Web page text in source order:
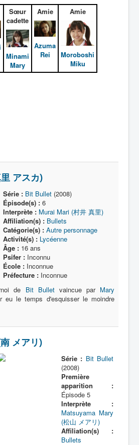
Sœur
cadette
Minami
Mary
Amie
Azuma
Rei
Amie
Moroboshi
Miku
アスカ)
Série : Bit Bullet(2008)
Épisode(s) :6
Interprète : Murai Mari (村井 真里)
Affiliation(s) : Bullets
Catégorie(s) : Autre personnage
Activité(s) : Lycéenne
Âge :16 ans
Psifer :Inconnu
École :Inconnue
Préfecture :Inconnue
de Bit Bulletvaincue par Mary
eu le temps d'esquisser le moindre
メアリ)
Série : Bit Bullet
(2008)
Première
apparition :
Épisode 5
Interprète :
Matsuyama Mary
(松山 メアリ)
Affiliation(s) :
Bullets